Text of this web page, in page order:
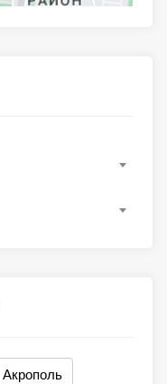
Акрополь